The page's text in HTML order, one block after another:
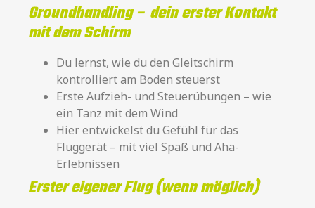
Groundhandling – dein erster Kontakt
mit dem Schirm
Du lernst, wie du den Gleitschirm
kontrolliert am Boden steuerst
Erste Aufzieh- und Steuerübungen – wie
ein Tanz mit dem Wind
Hier entwickelst du Gefühl für das
Fluggerät – mit viel Spaß und Aha-
Erlebnissen
Erster eigener Flug (wenn möglich)